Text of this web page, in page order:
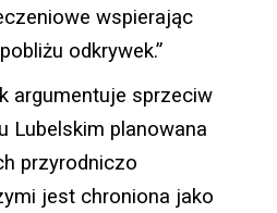
wspierając
odkrywek.”
argumentuje sprzeciw
Lubelskim planowana
przyrodniczo
jest chroniona jako